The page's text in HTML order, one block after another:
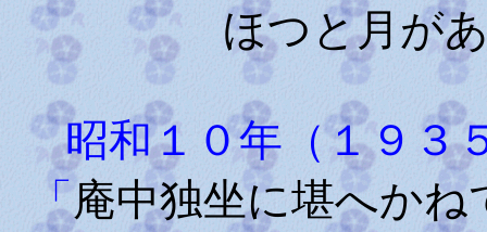
ほつと月が
昭和１０年（１９３
「庵中独坐に堪へかね